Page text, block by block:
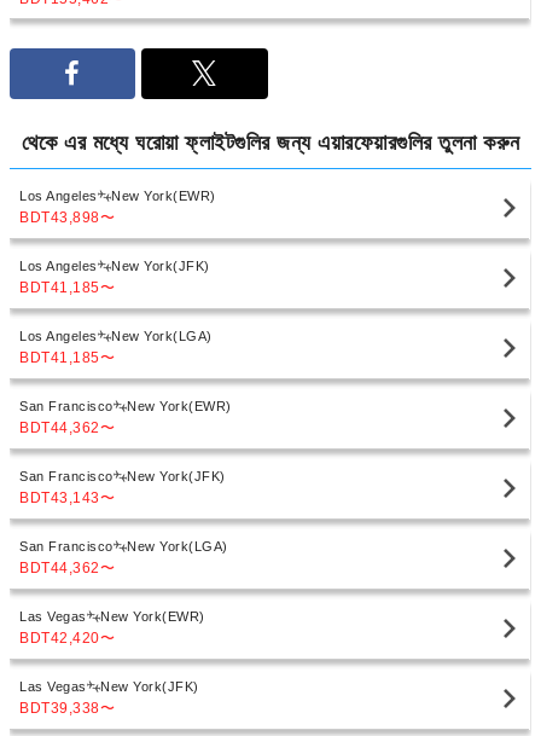
থেকে এর মধ্যে ঘরোয়া ফ্লাইটগুলির জন্য এয়ারফেয়ারগুলির তুলনা করুন
Los Angeles New York(EWR)
BDT43,898〜
Los Angeles New York(JFK)
BDT41,185〜
Los Angeles New York(LGA)
BDT41,185〜
San Francisco New York(EWR)
BDT44,362〜
San Francisco New York(JFK)
BDT43,143〜
San Francisco New York(LGA)
BDT44,362〜
Las Vegas New York(EWR)
BDT42,420〜
Las Vegas New York(JFK)
BDT39,338〜